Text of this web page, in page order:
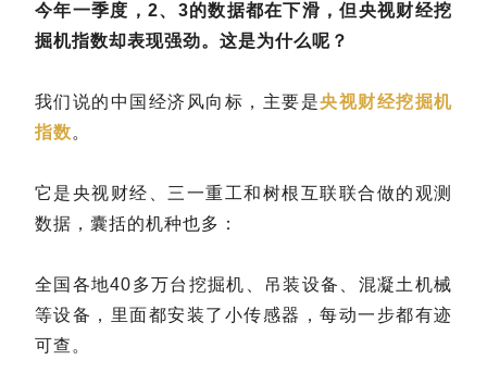
今年一季度，2、3的数据都在下滑，但央视财经挖
掘机指数却表现强劲。这是为什么呢？
我们说的中国经济风向标，主要是央视财经挖掘机
指数。
它是央视财经、三一重工和树根互联联合做的观测
数据，囊括的机种也多：
全国各地40多万台挖掘机、吊装设备、混凝土机械
等设备，里面都安装了小传感器，每动一步都有迹
可查。